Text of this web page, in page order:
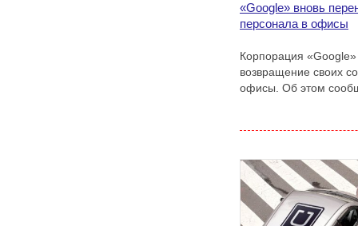
«Google» вновь
персонала в офисы
Корпорация
возвращение своих
офисы. Об этом